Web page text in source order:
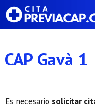
Saltar
CAP Gavà 1
Es necesario solicitar